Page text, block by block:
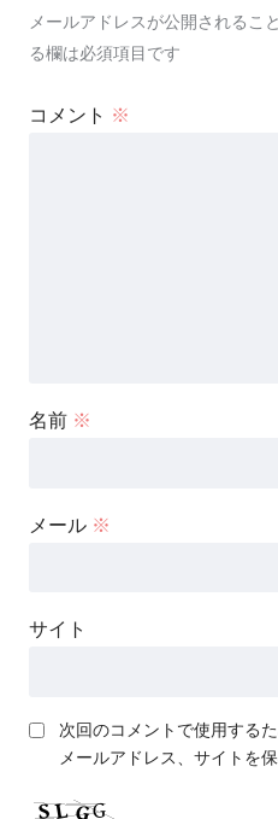
メールアドレスが公開されるこ
る欄は必須項目です
コメント ※
名前 ※
メール ※
サイト
次回のコメントで使用する
メールアドレス、サイトを保